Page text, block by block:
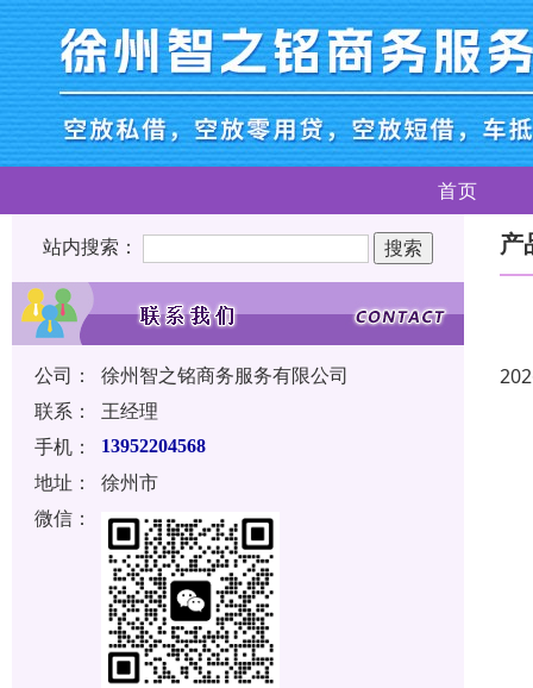
首页
站内搜索：
公司：
徐州智之铭商务服务有限公司
联系：
王经理
手机：
13952204568
地址：
徐州市
微信：
产